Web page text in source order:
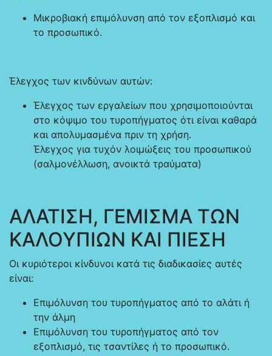
Μικροβιακή επιμόλυνση από τον εξοπλισμό και
το προσωπικό.
Έλεγχος των κινδύνων αυτών:
Έλεγχος των εργαλείων που χρησιμοποιούνται
στο κόψιμο του τυροπήγματος ότι είναι καθαρά
και απολυμασμένα πριν τη χρήση.
Έλεγχος για τυχόν λοιμώξεις του προσωπικού
(σαλμονέλλωση, ανοικτά τραύματα)
ΑΛΑΤΙΣΗ, ΓΕΜΙΣΜΑ ΤΩΝ
ΚΑΛΟΥΠΙΩΝ ΚΑΙ ΠΙΕΣΗ
Οι κυριότεροι κίνδυνοι κατά τις διαδικασίες αυτές
είναι:
Επιμόλυνση του τυροπήγματος από το αλάτι ή
την άλμη
Επιμόλυνση του τυροπήγματος από τον
εξοπλισμό, τις τσαντίλες ή το προσωπικό.